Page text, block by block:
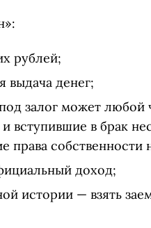
рублей;
выдача денег;
залог может любой
вступившие в брак
права собственности
доход;
истории — взять